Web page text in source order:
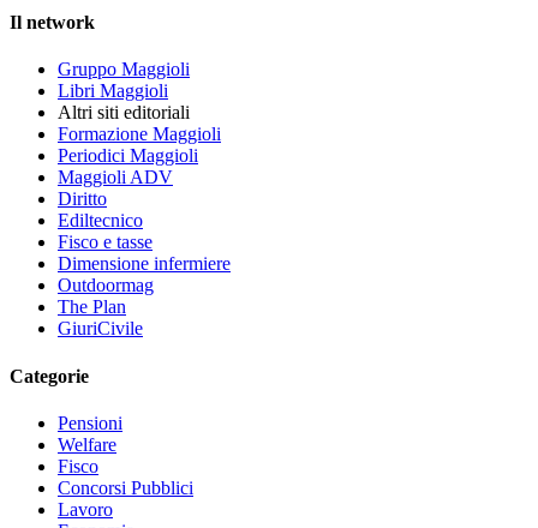
Il network
Gruppo Maggioli
Libri Maggioli
Altri siti editoriali
Formazione Maggioli
Periodici Maggioli
Maggioli ADV
Diritto
Ediltecnico
Fisco e tasse
Dimensione infermiere
Outdoormag
The Plan
GiuriCivile
Categorie
Pensioni
Welfare
Fisco
Concorsi Pubblici
Lavoro